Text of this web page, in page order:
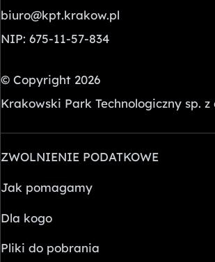
biuro@kpt.krakow.pl
NIP: 675-11-57-834
© Copyright 2026
Krakowski Park Technologiczny sp. z
ZWOLNIENIE PODATKOWE
Jak pomagamy
Dla kogo
Pliki do pobrania